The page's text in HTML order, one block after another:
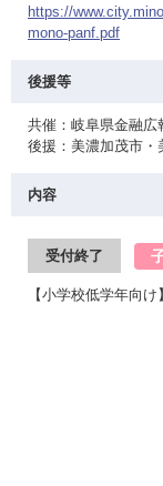
https://
mono-panf.pdf
後援等
共催：岐阜県金融広
後援：美濃加茂市・
内容
受付終了
【小学校低学年向